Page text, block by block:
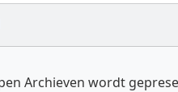
Archieven wordt